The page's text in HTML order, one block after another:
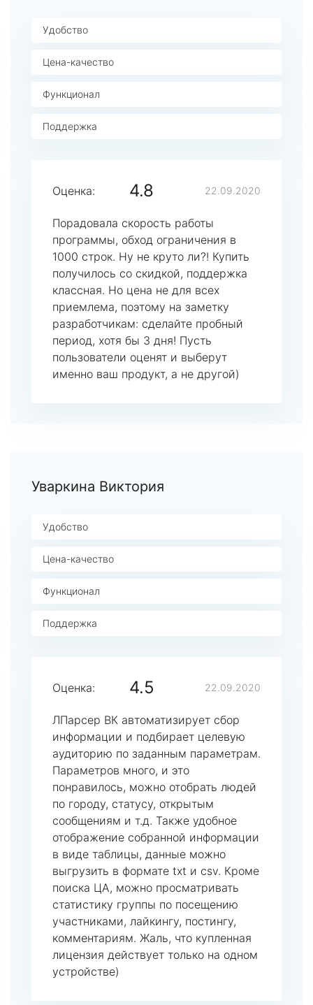
Удобство
Цена-качество
Функционал
Поддержка
Оценка: 4.8 22.09.2020
Порадовала скорость работы
программы, обход ограничения в
1000 строк. Ну не круто ли?! Купить
получилось со скидкой, поддержка
классная. Но цена не для всех
приемлема, поэтому на заметку
разработчикам: сделайте пробный
период, хотя бы 3 дня! Пусть
пользователи оценят и выберут
именно ваш продукт, а не другой)
Уваркина Виктория
Удобство
Цена-качество
Функционал
Поддержка
Оценка: 4.5 22.09.2020
ЛПарсер ВК автоматизирует сбор
информации и подбирает целевую
аудиторию по заданным параметрам.
Параметров много, и это
понравилось, можно отобрать людей
по городу, статусу, открытым
сообщениям и т.д. Также удобное
отображение собранной информации
в виде таблицы, данные можно
выгрузить в формате txt и csv. Кроме
поиска ЦА, можно просматривать
статистику группы по посещению
участниками, лайкингу, постингу,
комментариям. Жаль, что купленная
лицензия действует только на одном
устройстве)